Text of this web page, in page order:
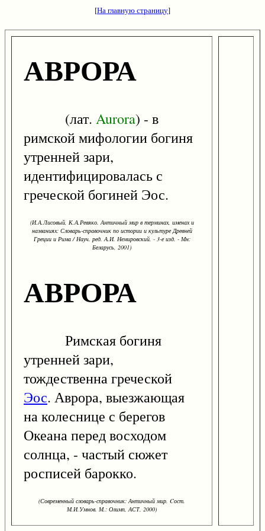
[На главную страницу]
АВРОРА
(лат. Aurora) - в
римской мифологии богиня
утренней зари,
идентифицировалась с
греческой богиней Эос.
(И.А.Лисовый, К.А.Ревяко. Античный мир в терминах, именах и
названиях: Словарь-справочник по истории и культуре Древней
Греции и Рима / Науч. ред. А.И. Немировский. - 3-е изд. - Мн:
Беларусь, 2001)
АВРОРА
Римская богиня
утренней зари,
тождественна греческой
Эос. Аврора, выезжающая
на колеснице с берегов
Океана перед восходом
солнца, - частый сюжет
росписей барокко.
(Современный словарь-справочник: Античный мир. Cост.
М.И.Умнов. М.: Олимп, АСТ, 2000)